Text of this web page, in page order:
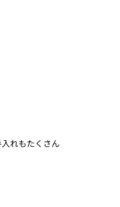
れもたくさん